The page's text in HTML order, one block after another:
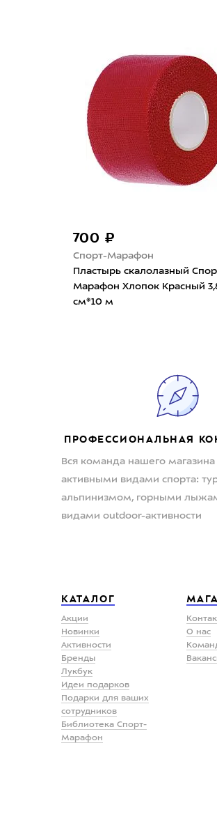
700 ₽
Спорт-Марафон
Пластырь скалолазный
Марафон Хлопок Красный
см*10 м
ПРОФЕССИОНАЛЬНАЯ
Вся команда нашего магазина
активными видами спорта:
альпинизмом, горными
видами outdoor-активности
КАТАЛОГ
Акции
Новинки
Активности
Бренды
Лукбук
Идеи подарков
Подарки для ваших
сотрудников
Библиотека Спорт-
Марафон
О нас